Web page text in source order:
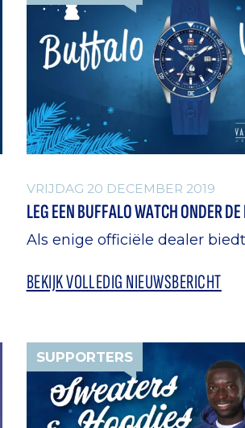
VRIJDAG 20 DECEMBER 2019
LEG EEN BUFFALO WATCH ONDER
Als enige officiële dealer
BEKIJK VOLLEDIG NIEUWSBERICHT
SUPPORTERS